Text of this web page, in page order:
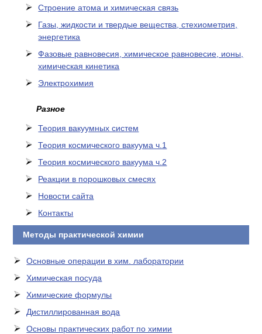
Cтроение атома и химическая связь
Газы, жидкости и твердые вещества, стехиометрия,
энергетика
Фазовые равновесия, химическое равновесие, ионы,
химическая кинетика
Электрохимия
Разное
Теория вакуумных систем
Теория космического вакуума ч.1
Теория космического вакуума ч.2
Реакции в порошковых смесях
Новости сайта
Контакты
Методы практической химии
Основные операции в хим. лаборатории
Химическая посуда
Химические формулы
Дистиллированная вода
Основы практических работ по химии